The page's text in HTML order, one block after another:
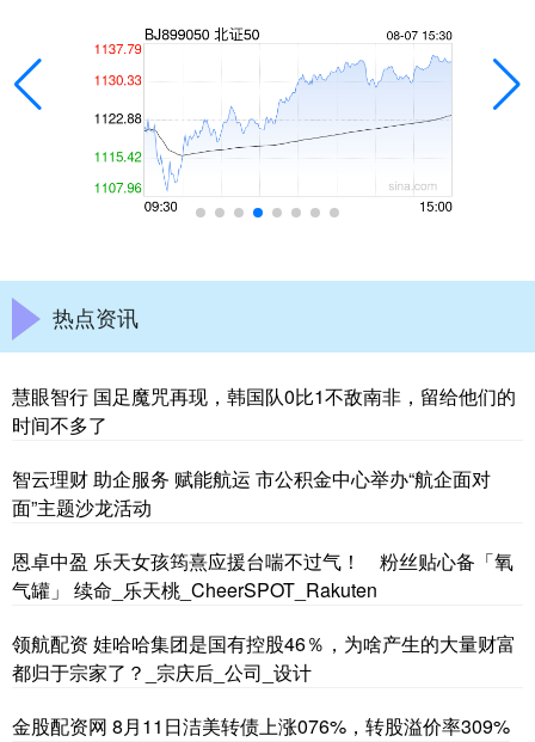
热点资讯
慧眼智行 国足魔咒再现，韩国队0比1不敌南非，留给他们的
时间不多了
智云理财 助企服务 赋能航运 市公积金中心举办“航企面对
面”主题沙龙活动
恩卓中盈 乐天女孩筠熹应援台喘不过气！ 粉丝贴心备「氧
气罐」 续命_乐天桃_CheerSPOT_Rakuten
领航配资 娃哈哈集团是国有控股46％，为啥产生的大量财富
都归于宗家了？_宗庆后_公司_设计
金股配资网 8月11日洁美转债上涨076%，转股溢价率309%